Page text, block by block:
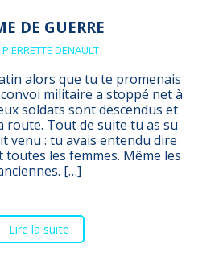
DE GUERRE
PIERRETTE DENAULT
alors que tu te promenais
militaire a stoppé net à
soldats sont descendus et
route. Tout de suite tu as su
venu : tu avais entendu dire
toutes les femmes. Même les
[…]
Lire la suite